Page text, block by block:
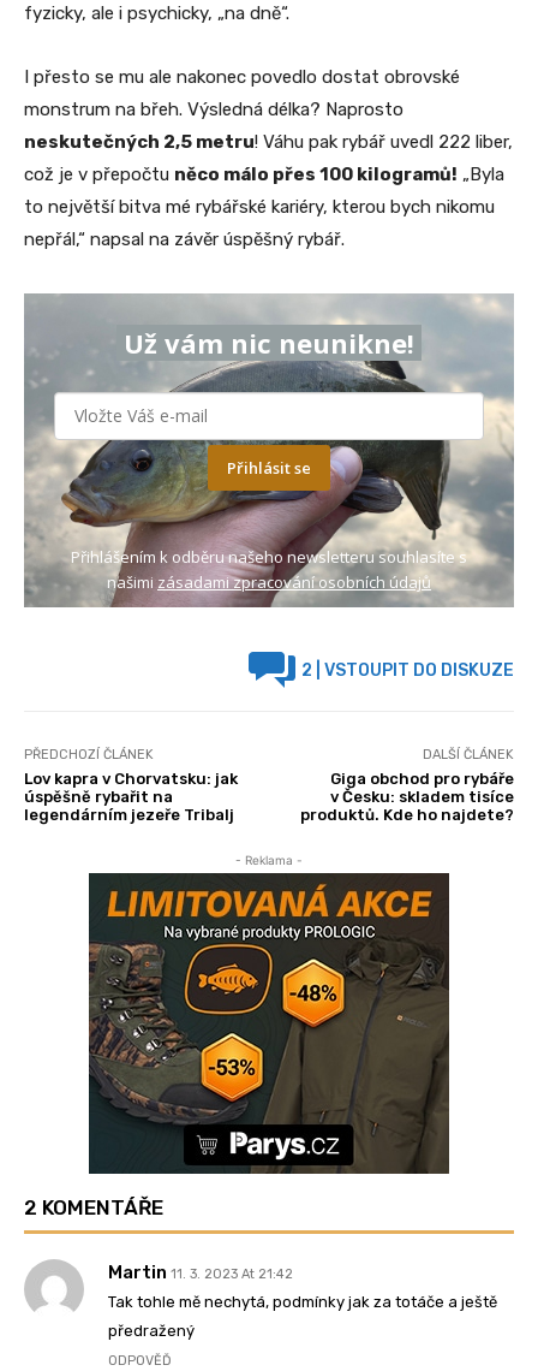
fyzicky, ale i psychicky, „na dně“.
I přesto se mu ale nakonec povedlo dostat obrovské
monstrum na břeh. Výsledná délka? Naprosto
neskutečných 2,5 metru! Váhu pak rybář uvedl 222 liber,
což je v přepočtu něco málo přes 100 kilogramů! „Byla
to největší bitva mé rybářské kariéry, kterou bych nikomu
nepřál,“ napsal na závěr úspěšný rybář.
Už vám nic neunikne!
Přihlásit se
Přihlášením k odběru našeho newsletteru souhlasíte s
našimi zásadami zpracování osobních údajů
2 | VSTOUPIT DO DISKUZE
PŘEDCHOZÍ ČLÁNEK
Lov kapra v Chorvatsku: jak
úspěšně rybařit na
legendárním jezeře Tribalj
DALŠÍ ČLÁNEK
Giga obchod pro rybáře
v Česku: skladem tisíce
produktů. Kde ho najdete?
- Reklama -
2 KOMENTÁŘE
Martin 11. 3. 2023 At 21:42
Tak tohle mě nechytá, podmínky jak za totáče a ještě
předražený
ODPOVĚĎ